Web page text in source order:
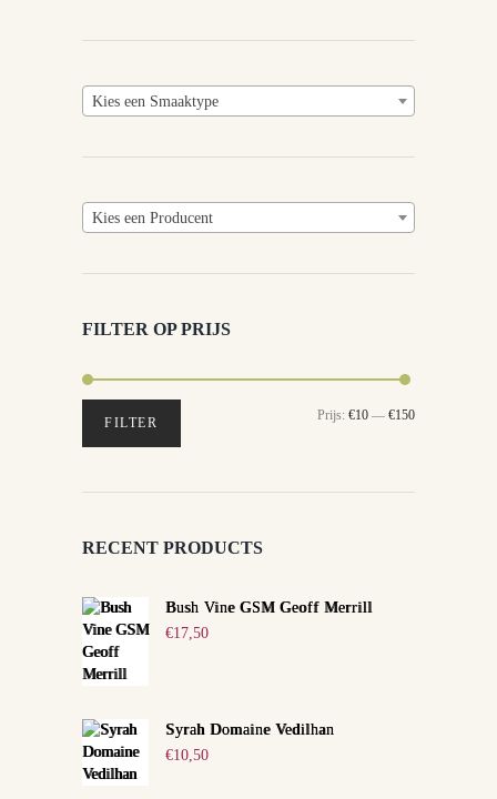
Kies een Smaaktype
Kies een Producent
FILTER OP PRIJS
Min.
Max.
FILTER Prijs: €10 — €150
RECENT PRODUCTS
Bush Vine GSM Geoff Merrill
€17,50
Syrah Domaine Vedilhan
€10,50